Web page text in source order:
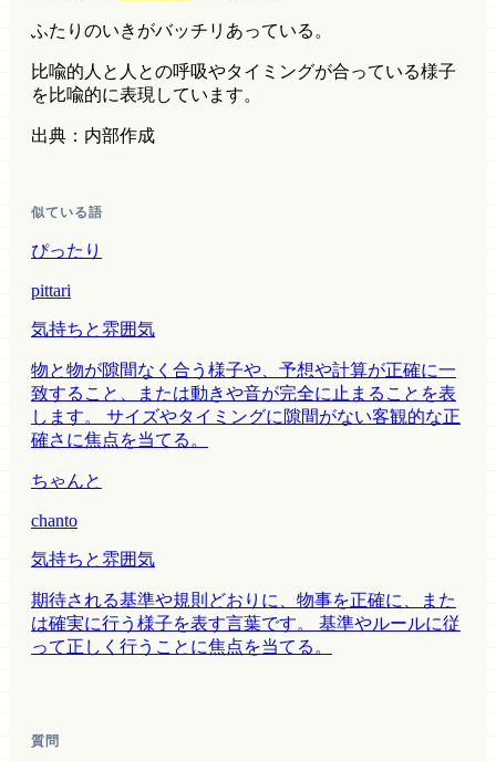
ふたりのいきがバッチリあっている。
比喩的 人と人との呼吸やタイミングが合っている様子
を比喩的に表現しています。
出典：内部作成
似ている語
ぴったり
pittari
気持ちと雰囲気
物と物が隙間なく合う様子や、予想や計算が正確に一
致すること、または動きや音が完全に止まることを表
します。 サイズやタイミングに隙間がない客観的な正
確さに焦点を当てる。
ちゃんと
chanto
気持ちと雰囲気
期待される基準や規則どおりに、物事を正確に、また
は確実に行う様子を表す言葉です。 基準やルールに従
って正しく行うことに焦点を当てる。
質問